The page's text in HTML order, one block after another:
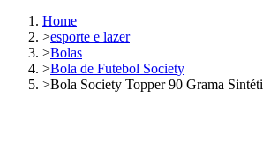
Home
>esporte e lazer
>Bolas
>Bola de Futebol Society
>Bola Society Topper 90 Grama